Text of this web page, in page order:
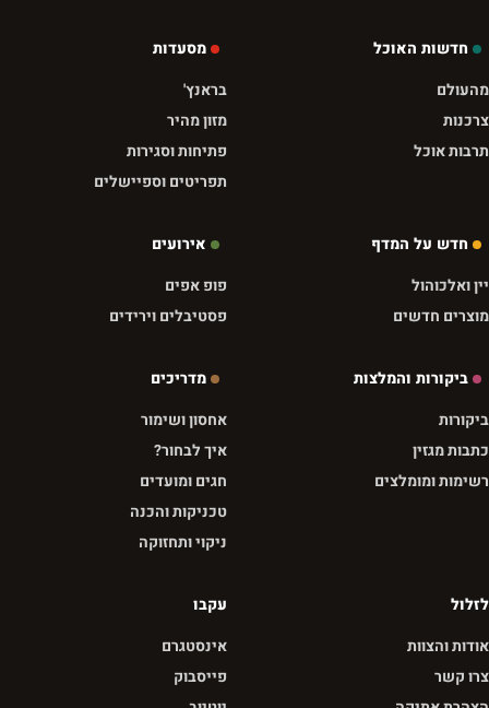
חדשות האוכל
מהעולם
צרכנות
תרבות אוכל
מסעדות
בראנץ'
מזון מהיר
פתיחות וסגירות
תפריטים וספיישלים
חדש על המדף
יין ואלכוהול
מוצרים חדשים
אירועים
פופ אפים
פסטיבלים וירידים
ביקורות והמלצות
ביקורות
כתבות מגזין
רשימות ומומלצים
מדריכים
אחסון ושימור
איך לבחור?
חגים ומועדים
טכניקות והכנה
ניקוי ותחזוקה
לזלול
אודות והצוות
צרו קשר
עקבו
אינסטגרם
פייסבוק